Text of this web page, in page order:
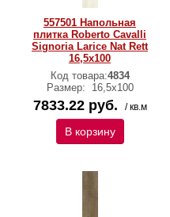
557501 Напольная
плитка Roberto Cavalli
Signoria Larice Nat Rett
16,5x100
Код товара:4834
Размер:
16,5x100
7833.22 руб. / кв.м
В корзину